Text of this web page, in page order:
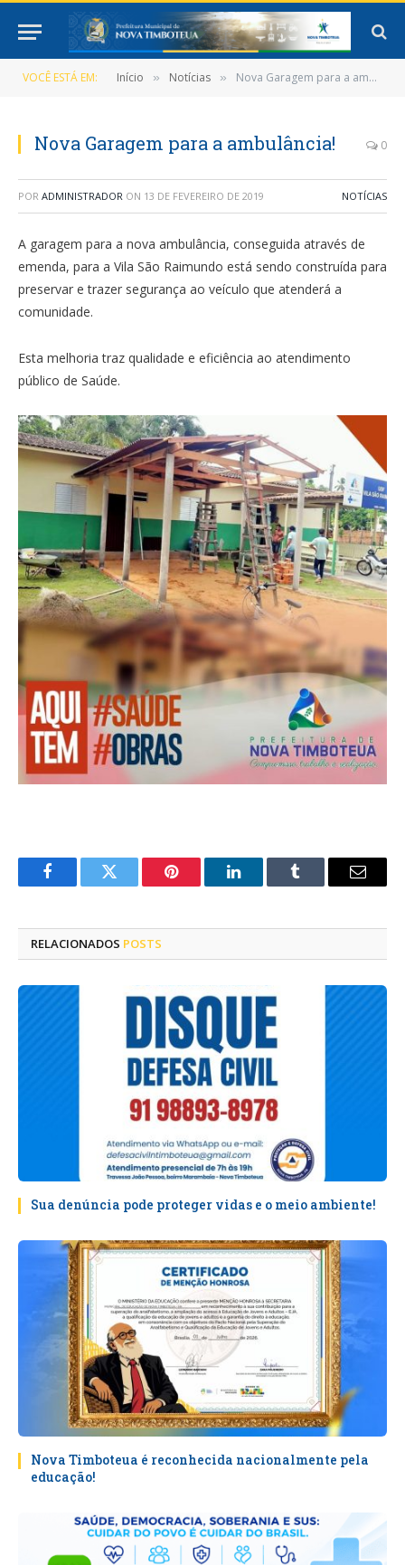
VOCÊ ESTÁ EM: Início » Notícias » Nova Garagem para a ambulância!
Nova Garagem para a ambulância! 0
POR ADMINISTRADOR ON 13 DE FEVEREIRO DE 2019 NOTÍCIAS
A garagem para a nova ambulância, conseguida através de
emenda, para a Vila São Raimundo está sendo construída para
preservar e trazer segurança ao veículo que atenderá a
comunidade.
Esta melhoria traz qualidade e eficiência ao atendimento
público de Saúde.
FacebookTwitter Pinterest LinkedInTumblr
E-
RELACIONADOS POSTS
Sua denúncia pode proteger vidas e o meio ambiente!
Nova Timboteua é reconhecida nacionalmente pela
educação!